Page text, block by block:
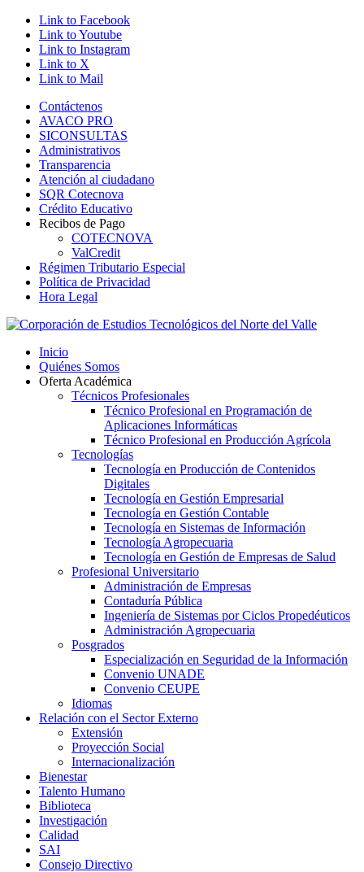
Link to Facebook
Link to Youtube
Link to Instagram
Link to X
Link to Mail
Contáctenos
AVACO PRO
SICONSULTAS
Administrativos
Transparencia
Atención al ciudadano
SQR Cotecnova
Crédito Educativo
Recibos de Pago
COTECNOVA
ValCredit
Régimen Tributario Especial
Política de Privacidad
Hora Legal
Inicio
Quiénes Somos
Oferta Académica
Técnicos Profesionales
Técnico Profesional en Programación de
Aplicaciones Informáticas
Técnico Profesional en Producción Agrícola
Tecnologías
Tecnología en Producción de Contenidos
Digitales
Tecnología en Gestión Empresarial
Tecnología en Gestión Contable
Tecnología en Sistemas de Información
Tecnología Agropecuaria
Tecnología en Gestión de Empresas de Salud
Profesional Universitario
Administración de Empresas
Contaduría Pública
Ingeniería de Sistemas por Ciclos Propedéuticos
Administración Agropecuaria
Posgrados
Especialización en Seguridad de la Información
Convenio UNADE
Convenio CEUPE
Idiomas
Relación con el Sector Externo
Extensión
Proyección Social
Internacionalización
Bienestar
Talento Humano
Biblioteca
Investigación
Calidad
SAI
Consejo Directivo